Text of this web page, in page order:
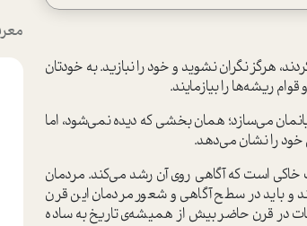
هرگز نگران نشوید و خود را نبازید. به خودتان
ریشه‌ها را بیازمایند.
می‌سازد؛ همان بخشی که دیده نمی‌شود، اما
را نشان می‌دهد.
خاکی است که آگاهی روی آن رشد می‌کند. مردمان
و باید در سطح آگاهی و شعور مردمان این قرن
در قرن حاضر بیش از همیشه‌ی تاریخ به ساده